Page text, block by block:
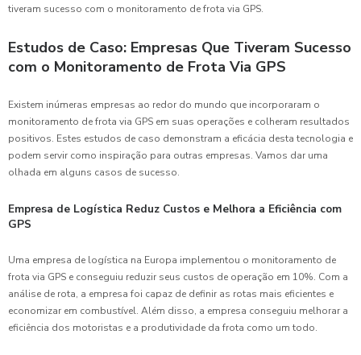
tiveram sucesso com o monitoramento de frota via GPS.
Estudos de Caso: Empresas Que Tiveram Sucesso
com o Monitoramento de Frota Via GPS
Existem inúmeras empresas ao redor do mundo que incorporaram o
monitoramento de frota via GPS em suas operações e colheram resultados
positivos. Estes estudos de caso demonstram a eficácia desta tecnologia e
podem servir como inspiração para outras empresas. Vamos dar uma
olhada em alguns casos de sucesso.
Empresa de Logística Reduz Custos e Melhora a Eficiência com
GPS
Uma empresa de logística na Europa implementou o monitoramento de
frota via GPS e conseguiu reduzir seus custos de operação em 10%. Com a
análise de rota, a empresa foi capaz de definir as rotas mais eficientes e
economizar em combustível. Além disso, a empresa conseguiu melhorar a
eficiência dos motoristas e a produtividade da frota como um todo.